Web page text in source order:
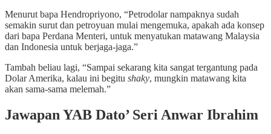
Menurut bapa Hendropriyono, “Petrodolar nampaknya sudah
semakin surut dan petroyuan mulai mengemuka, apakah ada konsep
dari bapa Perdana Menteri, untuk menyatukan matawang Malaysia
dan Indonesia untuk berjaga-jaga.”
Tambah beliau lagi, “Sampai sekarang kita sangat tergantung pada
Dolar Amerika, kalau ini begitu shaky, mungkin matawang kita
akan sama-sama melemah.”
Jawapan YAB Dato’ Seri Anwar Ibrahim